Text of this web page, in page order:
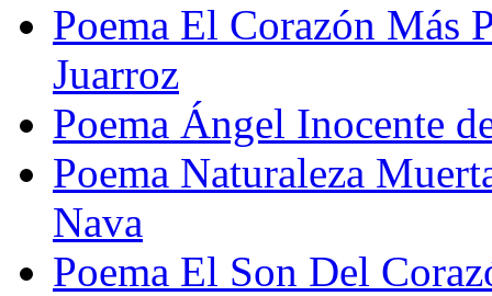
Poema El Corazón Más
Juarroz
Poema Ángel Inocente
Poema Naturaleza
Nava
Poema El Son Del